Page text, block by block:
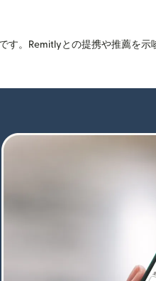
。Remitlyとの提携や推薦を示
す）
す）